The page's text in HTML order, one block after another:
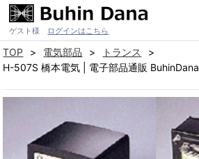
ゲスト様 ログインはこちら
TOP 電気部品
トランス
H-507S 橋本電気 | 電子部品通販 BuhinDana